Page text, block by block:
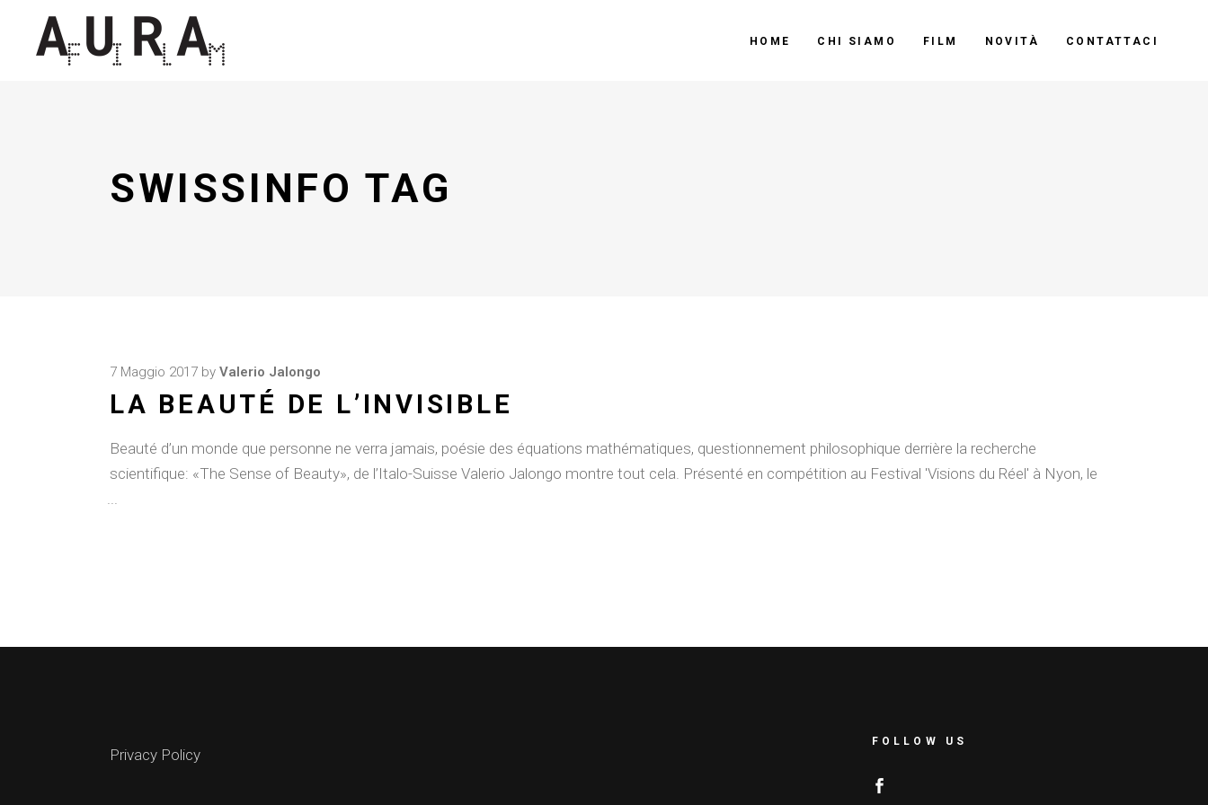
HOME CHI SIAMO FILM NOVITÀ CONTATTACI
SWISSINFO TAG
7 Maggio 2017 by Valerio Jalongo
LA BEAUTÉ DE L’INVISIBLE
Beauté d’un monde que personne ne verra jamais, poésie des équations mathématiques, questionnement philosophique derrière la recherche
scientifique: «The Sense of Beauty», de l’Italo-Suisse Valerio Jalongo montre tout cela. Présenté en compétition au Festival 'Visions du Réel' à Nyon, le
Privacy Policy
FOLLOW US